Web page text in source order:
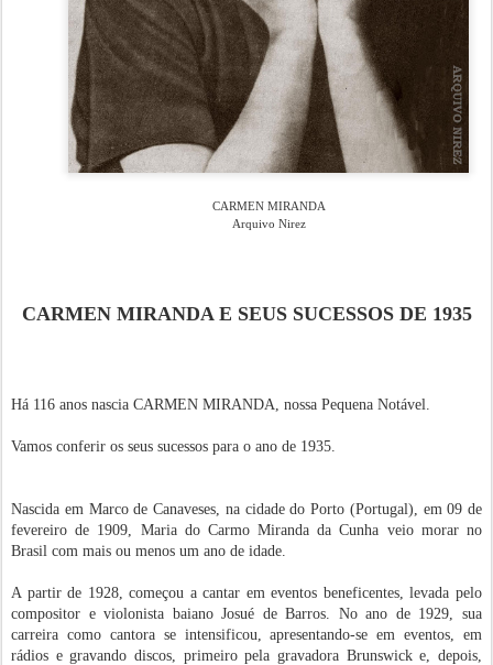
CARMEN MIRANDA
Arquivo Nirez
CARMEN MIRANDA E SEUS SUCESSOS DE 1935
Há 116 anos nascia CARMEN MIRANDA, nossa Pequena Notável.
Vamos conferir os seus sucessos para o ano de 1935.
Nascida em Marco de Canaveses, na cidade do Porto (Portugal), em 09 de
fevereiro de 1909, Maria do Carmo Miranda da Cunha veio morar no
Brasil com mais ou menos um ano de idade.
A partir de 1928, começou a cantar em eventos beneficentes, levada pelo
compositor e violonista baiano Josué de Barros. No ano de 1929, sua
carreira como cantora se intensificou, apresentando-se em eventos, em
rádios e gravando discos, primeiro pela gravadora Brunswick e, depois,